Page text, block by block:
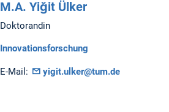
M.A. Yiğit Ülker
Doktorandin
Innovationsforschung
E-Mail: yigit.ulker@tum.de